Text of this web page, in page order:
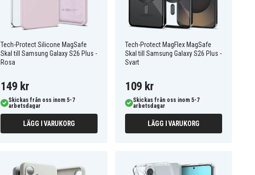
Tech-Protect Silicone MagSafe
Skal till Samsung Galaxy S26 Plus -
Rosa
149 kr
Skickas från oss inom 5-7
arbetsdagar
LÄGG I VARUKORG
Tech-Protect MagFlex MagSafe
Skal till Samsung Galaxy S26 Plus -
Svart
109 kr
Skickas från oss inom 5-7
arbetsdagar
LÄGG I VARUKORG